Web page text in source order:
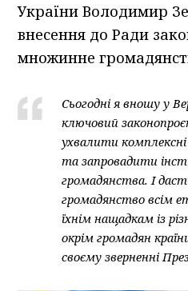
України Володимир
внесення до Ради
множинне
Сьогодні я вношу у
ключовий
ухвалити
та запровадити
громадянства. І
громадянство всім
їхнім нащадкам із
окрім громадян
своєму зверненні